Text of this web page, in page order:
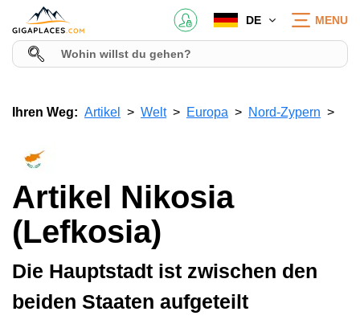
DE MENU
Ihren Weg: Artikel Welt Europa Nord-Zypern
Artikel Nikosia
(Lefkosia)
Die Hauptstadt ist zwischen den
beiden Staaten aufgeteilt